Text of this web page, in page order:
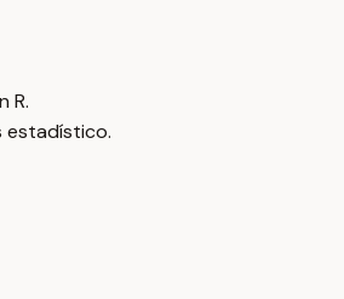
R.
estadístico.